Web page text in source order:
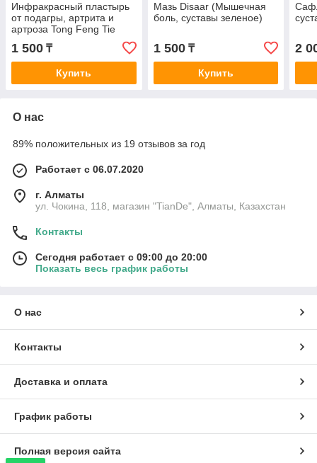
Инфракрасный пластырь
от подагры, артрита и
артроза Tong Feng Tie
NSOXC (Noxa)
1 500 ₸
Купить
Мазь Disaar (Мышечная
боль, суставы зеленое)
1 500₸
Купить
2
О нас
89% положительных из 19 отзывов за год
Работает с 06.07.2020
г. Алматы
ул. Чокина, 118, магазин "TianDe", Алматы, Казахстан
Контакты
Сегодня работает с 09:00 до 20:00
Показать весь график работы
О нас
Контакты
Доставка и оплата
График работы
Полная версия сайта